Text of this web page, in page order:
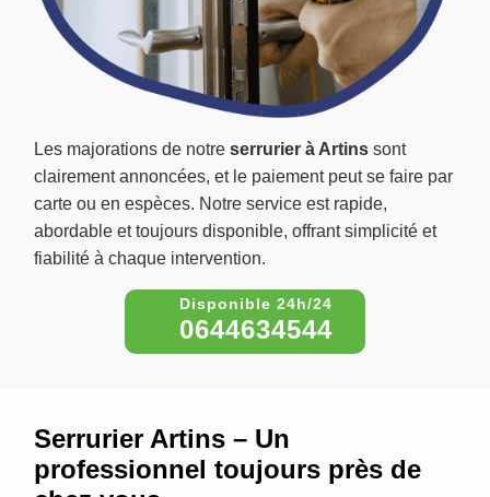
Les majorations de notre serrurier à Artins sont
clairement annoncées, et le paiement peut se faire par
carte ou en espèces. Notre service est rapide,
abordable et toujours disponible, offrant simplicité et
fiabilité à chaque intervention.
0644634544
Serrurier Artins – Un
professionnel toujours près de